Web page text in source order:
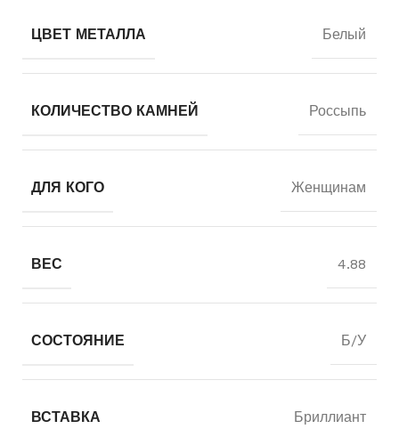
ЦВЕТ МЕТАЛЛА Белый
КОЛИЧЕСТВО КАМНЕЙ Россыпь
ДЛЯ КОГО Женщинам
ВЕС 4.88
СОСТОЯНИЕ Б/У
ВСТАВКА Бриллиант